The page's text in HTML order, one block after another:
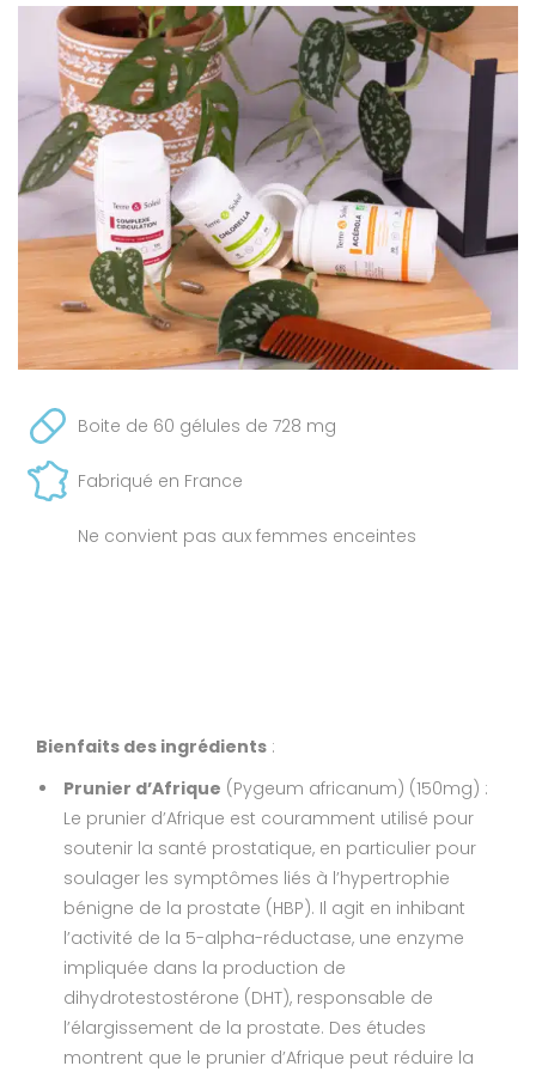
Boite de 60 gélules de 728 mg
Fabriqué en France
Ne convient pas aux femmes enceintes
Bienfaits des ingrédients :
Prunier d’Afrique (Pygeum africanum) (150mg) :
Le prunier d’Afrique est couramment utilisé pour
soutenir la santé prostatique, en particulier pour
soulager les symptômes liés à l’hypertrophie
bénigne de la prostate (HBP). Il agit en inhibant
l’activité de la 5-alpha-réductase, une enzyme
impliquée dans la production de
dihydrotestostérone (DHT), responsable de
l’élargissement de la prostate. Des études
montrent que le prunier d’Afrique peut réduire la